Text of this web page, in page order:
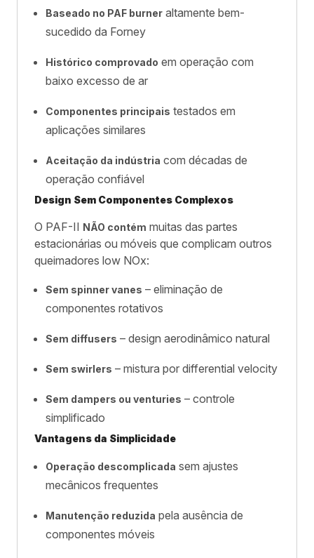
Baseado no PAF burner altamente bem-
sucedido da Forney
Histórico comprovado em operação com
baixo excesso de ar
Componentes principais testados em
aplicações similares
Aceitação da indústria com décadas de
operação confiável
Design Sem Componentes Complexos
O PAF-II NÃO contém muitas das partes
estacionárias ou móveis que complicam outros
queimadores low NOx:
Sem spinner vanes – eliminação de
componentes rotativos
Sem diffusers – design aerodinâmico natural
Sem swirlers – mistura por differential velocity
Sem dampers ou venturies – controle
simplificado
Vantagens da Simplicidade
Operação descomplicada sem ajustes
mecânicos frequentes
Manutenção reduzida pela ausência de
componentes móveis